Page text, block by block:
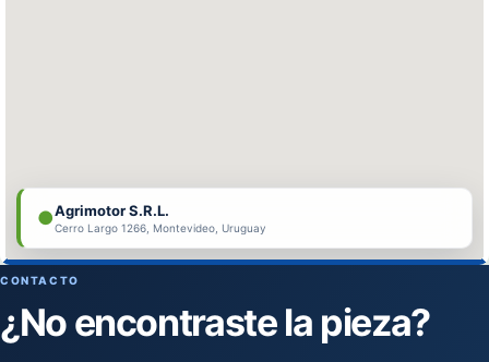
●Agrimotor S.R.L.
Cerro Largo 1266, Montevideo, Uruguay
CONTACTO
¿No encontraste la pieza?